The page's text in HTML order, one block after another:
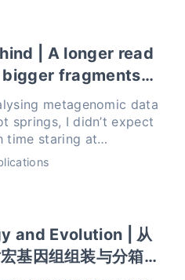
| A longer read
fragments
habitats
metagenomic data
springs, I didn’t expect
time staring at
fragmented
and Evolution | 从
基因组组装与分箱的